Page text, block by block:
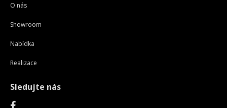
O nás
Showroom
Nabídka
Realizace
Sledujte nás